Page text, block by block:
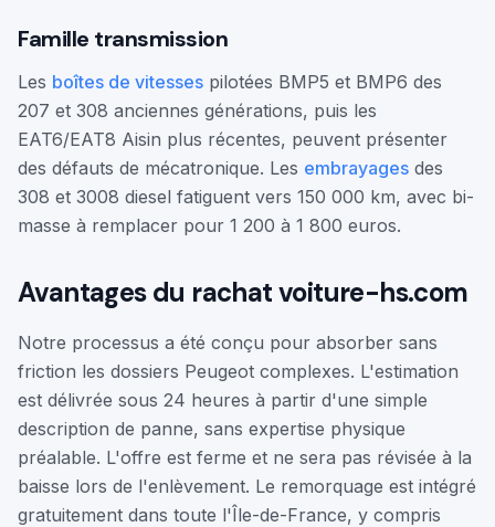
Famille transmission
Les boîtes de vitesses pilotées BMP5 et BMP6 des
207 et 308 anciennes générations, puis les
EAT6/EAT8 Aisin plus récentes, peuvent présenter
des défauts de mécatronique. Les embrayages des
308 et 3008 diesel fatiguent vers 150 000 km, avec bi-
masse à remplacer pour 1 200 à 1 800 euros.
Avantages du rachat voiture-hs.com
Notre processus a été conçu pour absorber sans
friction les dossiers Peugeot complexes. L'estimation
est délivrée sous 24 heures à partir d'une simple
description de panne, sans expertise physique
préalable. L'offre est ferme et ne sera pas révisée à la
baisse lors de l'enlèvement. Le remorquage est intégré
gratuitement dans toute l'Île-de-France, y compris